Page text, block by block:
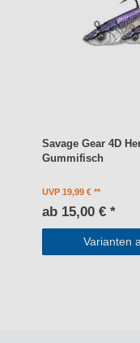
Savage Gear 4D
Gummifisch
UVP 19,99 €
ab 15,00 € *
Varianten